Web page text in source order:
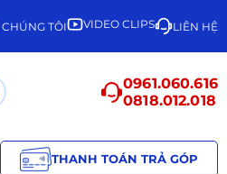
CHÚNG TÔI VIDEO CLIPS LIÊN HỆ
0961.060.616
0818.012.018
THANH TOÁN TRẢ GÓP